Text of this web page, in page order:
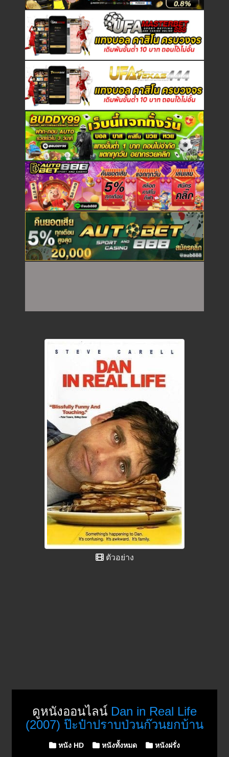
ตัวอย่าง
ดูหนังออนไลน์ Dan in Real Life
(2007) ป๊ะป๋าปราบป่วนก๊วนยกบ้าน
Posted in
หนัง HD หนังทั้งหมด หนังฝรั่ง